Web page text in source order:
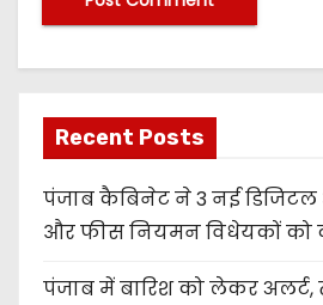
Recent Posts
पंजाब कैबिनेट ने 3 नई डिजिटल
और फीस नियमन विधेयकों को
पंजाब में बारिश को लेकर